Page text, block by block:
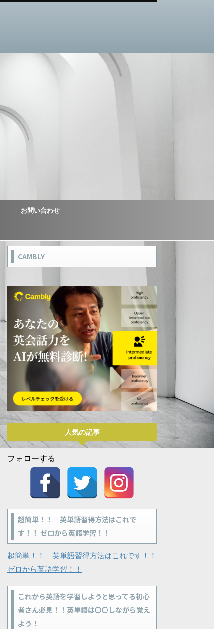
お問い合わせ
CAMBLY
人気の記事
フォローする
超簡単！！ 英単語習得方法はこれで
す！！ ゼロから英語学習！！
超簡単！！ 英単語習得方法はこれです！！
ゼロから英語学習！！
これから英語を学習しようと思ってる初心
者さん必見！！英単語は〇〇しながら覚え
よう！